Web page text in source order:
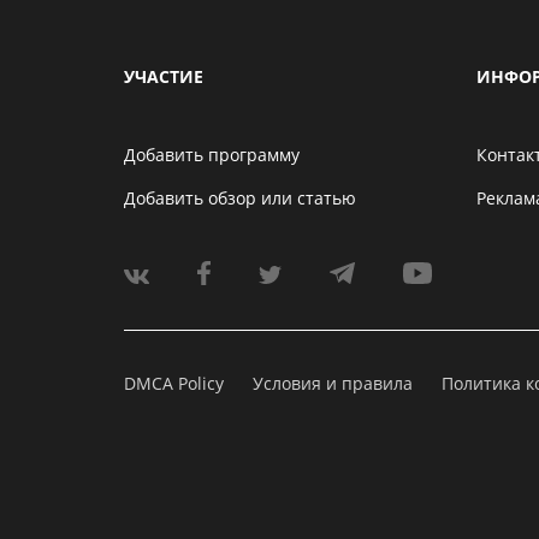
УЧАСТИЕ
Добавить программу
Добавить обзор или статью
DMCA Policy Условия и правила
Политика